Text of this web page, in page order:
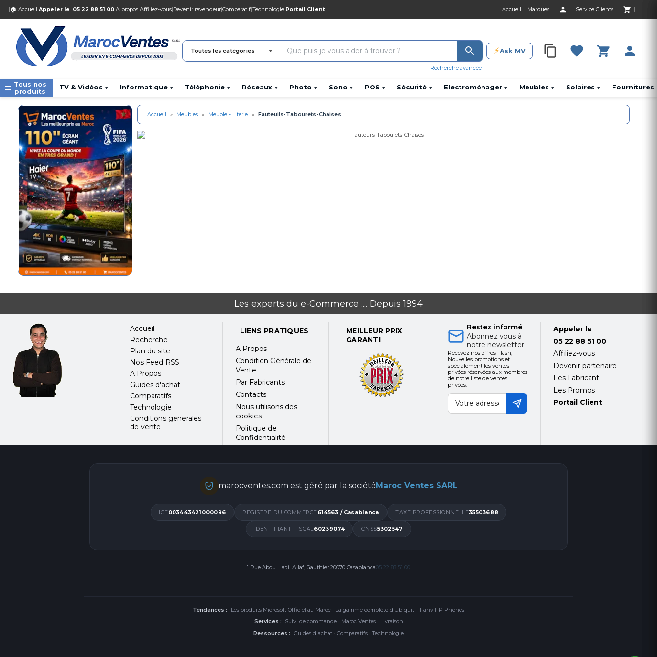
| 🏠 Accueil|Appeler le 05 22 88 51 00|A propos|Affiliez-vous|Devenir revendeur|Comparatif|Technologie|Portail Client Accueil Marques Service Clients
0 Produit 0,00
Toutes les catégories
Recherche avancée
⚡Ask MV 0 Produit 0,00 DH
Tous nos
produits
TV & Vidéos ▾ Informatique ▾ Téléphonie ▾ Réseaux ▾ Photo ▾ Sono ▾ POS ▾ Sécurité ▾ Electroménager ▾ Meubles ▾ Solaires ▾ Fournitures
Maroc FiFa 2026
Les prix ouf sur
la gammeHisense
Maroc
Samsung Maroc
Samsung Maroc
climatiseur
LG
Accueil » Meubles » Meuble - Literie » Fauteuils-Tabourets-Chaises
Les experts du e-Commerce .... Depuis 1994
Accueil
Recherche
Plan du site
Nos Feed RSS
A Propos
Guides d'achat
Comparatifs
Technologie
Conditions générales
de vente
LIENS PRATIQUES
A Propos
Condition Générale de
Vente
Par Fabricants
Contacts
Nous utilisons des
cookies
Politique de
Confidentialité
MEILLEUR PRIX
GARANTI
Restez informé
Abonnez vous à
notre newsletter
Recevez nos offres Flash,
Nouvelles promotions et
spécialement les ventes
privées réservées aux membres
de notre liste de ventes
privées.
Appeler le
05 22 88 51 00
Affiliez-vous
Devenir partenaire
Les Fabricant
Les Promos
Portail Client
marocventes.com est géré par la sociétéMaroc Ventes SARL
ICE003443421000096 REGISTRE DU COMMERCE614563 / Casablanca TAXE PROFESSIONNELLE35503688
IDENTIFIANT FISCAL60239074 CNSS5302547
1 Rue Abou Hadil Allaf, Gauthier 20070 Casablanca05 22 88 51 00
Tendances : Les produits Microsoft Officiel au Maroc · La gamme complète d'Ubiquiti · Fanvil IP Phones
Services :
Suivi de commande· Maroc Ventes· Livraison
Ressources : Guides d'achat · Comparatifs · Technologie